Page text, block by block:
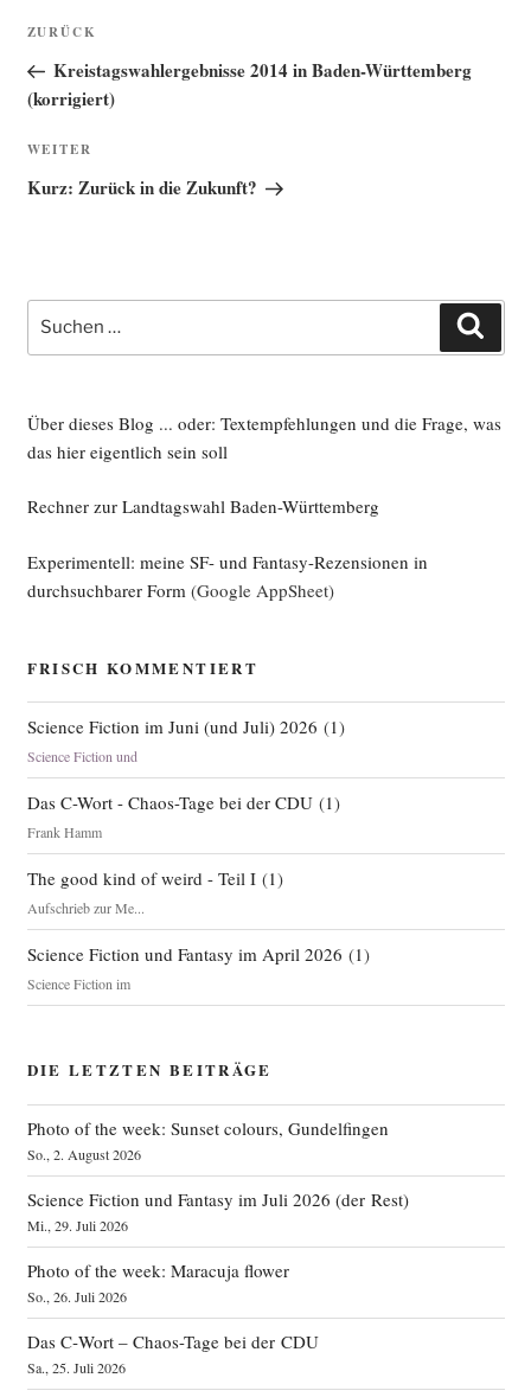
Beitragsnavigation
Vorheriger
Beitrag
ZURÜCK
Kreistagswahlergebnisse 2014 in Baden-Württemberg
(korrigiert)
Nächster
Beitrag
WEITER
Kurz: Zurück in die Zukunft?
Suche
nach:
Über dieses Blog ... oder: Textempfehlungen und die Frage, was
das hier eigentlich sein soll
Rechner zur Landtagswahl Baden-Württemberg
Experimentell: meine SF- und Fantasy-Rezensionen in
durchsuchbarer Form (Google AppSheet)
FRISCH KOMMENTIERT
Science Fiction im Juni (und Juli) 2026 (1)
Science Fiction und
Das C-Wort - Chaos-Tage bei der CDU(1)
Frank Hamm
The good kind of weird - Teil I(1)
Aufschrieb zur Me...
Science Fiction und Fantasy im April 2026 (1)
Science Fiction im
DIE LETZTEN BEITRÄGE
Photo of the week: Sunset colours, Gundelfingen
So., 2. August 2026
Science Fiction und Fantasy im Juli 2026 (der Rest)
Mi., 29. Juli 2026
Photo of the week: Maracuja flower
So., 26. Juli 2026
Das C‑Wort – Chaos-Tage bei der CDU
Sa., 25. Juli 2026